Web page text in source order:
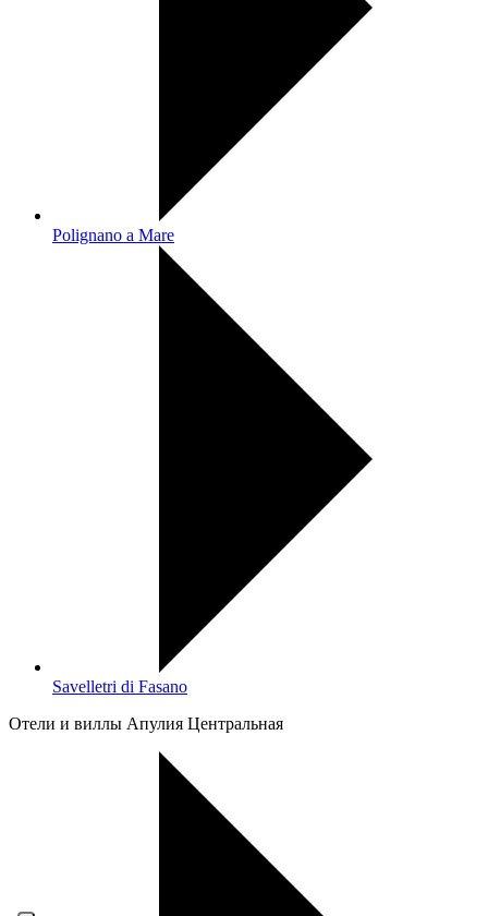
Polignano a Mare
Savelletri di Fasano
Oтели и виллы Апулия Центральная